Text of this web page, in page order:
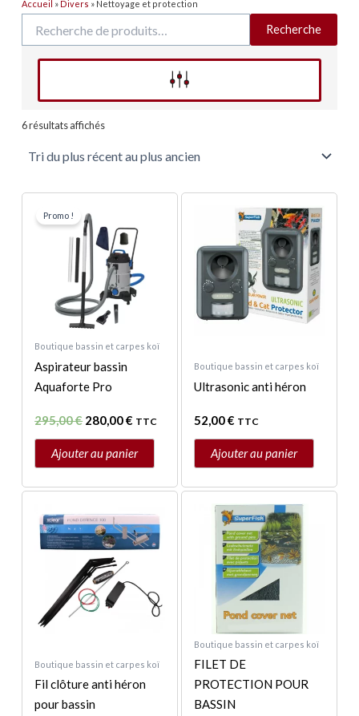
Accueil » Divers » Nettoyage et protection
pour :
Recherche
Affinez votre recherche
6 résultats affichésdu
au
plus
Promo !
Boutique bassin et carpes koï
Aspirateur bassin
Aquaforte Pro
295,00€
prix
initial
était :
295,00 €.
280,00€
actuel
est :
280,00 €.
TTC
Ajouter au panier
Boutique bassin et carpes koï
Ultrasonic anti héron
52,00€ TTC
Ajouter au panier
Boutique bassin et carpes koï
Fil clôture anti héron
pour bassin
de
prix :
11,90 €
produit
variations.
options
être
choisies
sur
Boutique bassin et carpes koï
FILET DE
PROTECTION POUR
BASSIN
de
prix :
6,90 €
à
produit
plusieurs
variations.
options
peuvent
être
choisies
sur